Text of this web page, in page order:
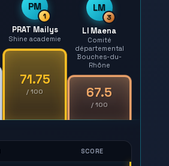
PM
1
PRAT Mailys
Shine academie
71.75
/ 100
LM
3
LI Maena
Comité
départemental
Bouches-du-
Rhône
67.5
/ 100
SCORE